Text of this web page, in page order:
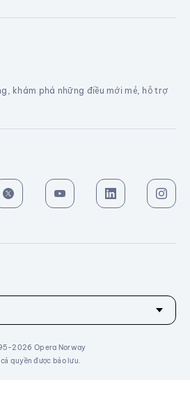
khám phá những điều mới mẻ, hỗ trợ
2026 Opera Norway
quyền được bảo lưu.